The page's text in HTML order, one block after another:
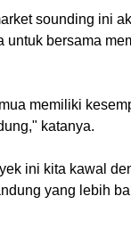
sounding ini
untuk bersama
memiliki
katanya.
ini kita kawal
yang lebih